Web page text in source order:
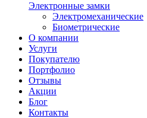
Электронные замки
Электромеханические
Биометрические
О компании
Услуги
Покупателю
Портфолио
Отзывы
Акции
Блог
Контакты